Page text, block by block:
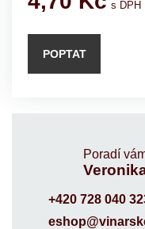
s DPH
POPTAT
Poradí
+420 728 040